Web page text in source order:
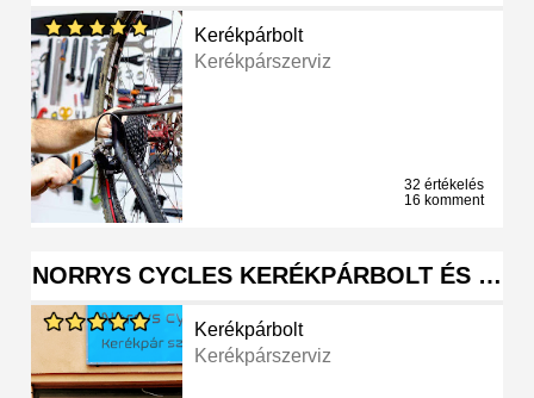
Kerékpárbolt
Kerékpárszerviz
32 értékelés
16 komment
NORRYS CYCLES KERÉKPÁRBOLT ÉS …
Kerékpárbolt
Kerékpárszerviz